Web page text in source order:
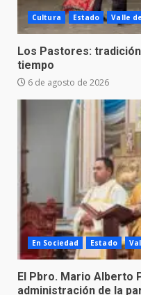
Cultura Estado Valle
Los Pastores:
tiempo
6 de agosto de 2026
En Sociedad Estado
El Pbro. Mario Alberto
administración de la